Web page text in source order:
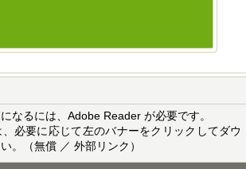
なるには、Adobe Reader が必要です。
必要に応じて左のバナーをクリックしてダウ
。（無償 ／ 外部リンク）